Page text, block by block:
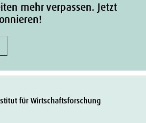
mehr verpassen. Jetzt
für Wirtschaftsforschung